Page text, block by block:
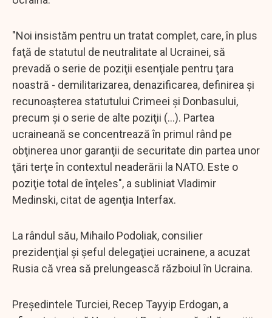
"Noi insistăm pentru un tratat complet, care, în plus
faţă de statutul de neutralitate al Ucrainei, să
prevadă o serie de poziţii esenţiale pentru ţara
noastră - demilitarizarea, denazificarea, definirea şi
recunoaşterea statutului Crimeei şi Donbasului,
precum şi o serie de alte poziţii (...). Partea
ucraineană se concentrează în primul rând pe
obţinerea unor garanţii de securitate din partea unor
ţări terţe în contextul neaderării la NATO. Este o
poziţie total de înţeles", a subliniat Vladimir
Medinski, citat de agenţia Interfax.
La rândul său, Mihailo Podoliak, consilier
prezidenţial şi şeful delegaţiei ucrainene, a acuzat
Rusia că vrea să prelungească războiul în Ucraina.
Președintele Turciei, Recep Tayyip Erdogan, a